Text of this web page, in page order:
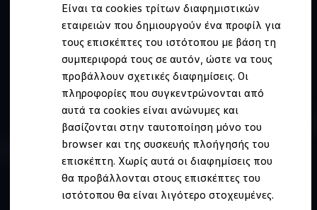
Είναι τα cookies τρίτων διαφημιστικών
εταιρειών που δημιουργούν ένα προφίλ για
τους επισκέπτες του ιστότοπου με βάση τη
συμπεριφορά τους σε αυτόν, ώστε να τους
προβάλλουν σχετικές διαφημίσεις. Οι
πληροφορίες που συγκεντρώνονται από
αυτά τα cookies είναι ανώνυμες και
βασίζονται στην ταυτοποίηση μόνο του
browser και της συσκευής πλοήγησής του
επισκέπτη. Χωρίς αυτά οι διαφημίσεις που
θα προβάλλονται στους επισκέπτες του
ιστότοπου θα είναι λιγότερο στοχευμένες.
We Charge - Υπηρεσία Φόρτισης
Πληροφορίες Πελάτη
Ανακύκλωση & Επιστροφή
Ανακλήσεις ασφαλείας και Τεχνικά μέτρα
Προειδοποιητικές και ενδεικτικές λυχνίες
Eνημερώσεις λογισμικού
Digital Manual - Ψηφιακό εγχειρίδιο
XTL diesel fuel
Υπηρεσίες Volkswagen
Υπηρεσίες Volkswagen Click@Service
Pick Up & Delivery
Φροντίδα Clean Plus
Επαγγελματικά Οχήματα Volkswagen
Συντήρηση & Επισκευή Επαγγελματικών
Σημαντικές πληροφορίες
Εγγύηση Επαγγελματικών Volkswagen